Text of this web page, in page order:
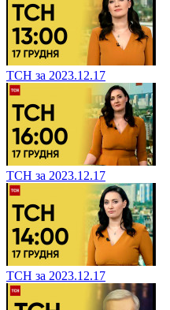
ТСН за 2023.12.17
ТСН за 2023.12.17
ТСН за 2023.12.17